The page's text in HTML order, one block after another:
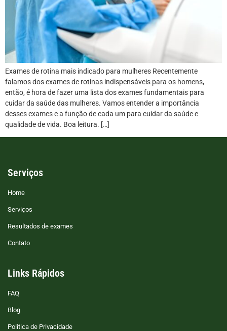
Exames de rotina mais indicado para mulheres Recentemente
falamos dos exames de rotinas indispensáveis para os homens,
então, é hora de fazer uma lista dos exames fundamentais para
cuidar da saúde das mulheres. Vamos entender a importância
desses exames e a função de cada um para cuidar da saúde e
qualidade de vida. Boa leitura. […]
Serviços
Home
Serviços
Resultados de exames
Contato
Links Rápidos
FAQ
Blog
Politica de Privacidade